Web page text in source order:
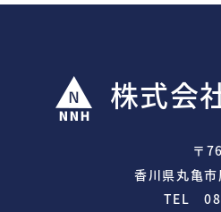
株式会
〒
香川県丸亀
TEL